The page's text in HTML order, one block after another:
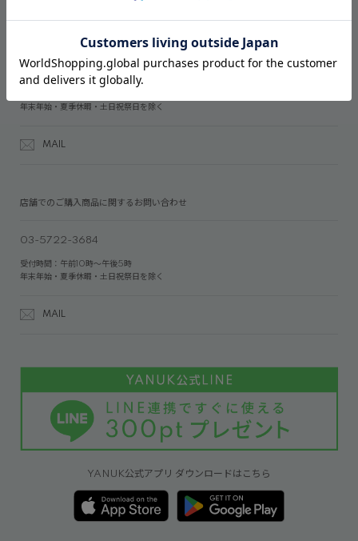
03-6809-2611
年末年始・夏季休暇・土日祝祭日を除く
MAIL
店舗でのご購入商品に関するお問い合わせ
03-5722-3684
受付時間：午前10時～午後5時
年末年始・夏季休暇・土日祝祭日を除く
MAIL
YANUK公式アプリ ダウンロードはこちら